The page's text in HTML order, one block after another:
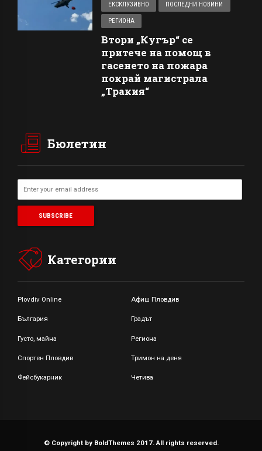
ЕКСКЛУЗИВНО ПОСЛЕДНИ НОВИНИ
РЕГИОНА
Втори „Кугър“ се
притече на помощ в
гасенето на пожара
покрай магистрала
„Тракия“
Бюлетин
Категории
Plovdiv Online Афиш Пловдив
България Градът
Густо, майна Региона
Спортен Пловдив Тримон на деня
Фейсбукарник Четива
© Copyright by BoldThemes 2017. All rights reserved.